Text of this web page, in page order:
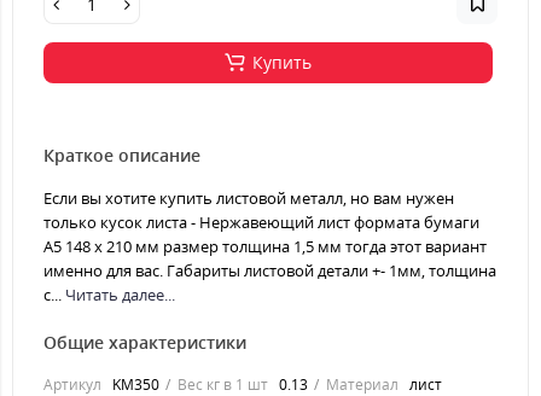
Купить
Краткое описание
Если вы хотите купить листовой металл, но вам нужен
только кусок листа - Нержавеющий лист формата бумаги
А5 148 х 210 мм размер толщина 1,5 мм тогда этот вариант
именно для вас. Габариты листовой детали +- 1мм, толщина
с... Читать далее...
Общие характеристики
Артикул KM350 Вес кг в 1 шт 0.13 Материал лист